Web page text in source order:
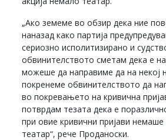
„Ако земеме во обзир дека ние
наназад како партија
сериозно исполитизирано и
обвинителството сметам дека е
можеше да направиме да на некој
покренеме обвинителството да
во покревањето на кривична
потврдам тезата дека е
при овие кривични пријави
театар“, рече Проданоски.